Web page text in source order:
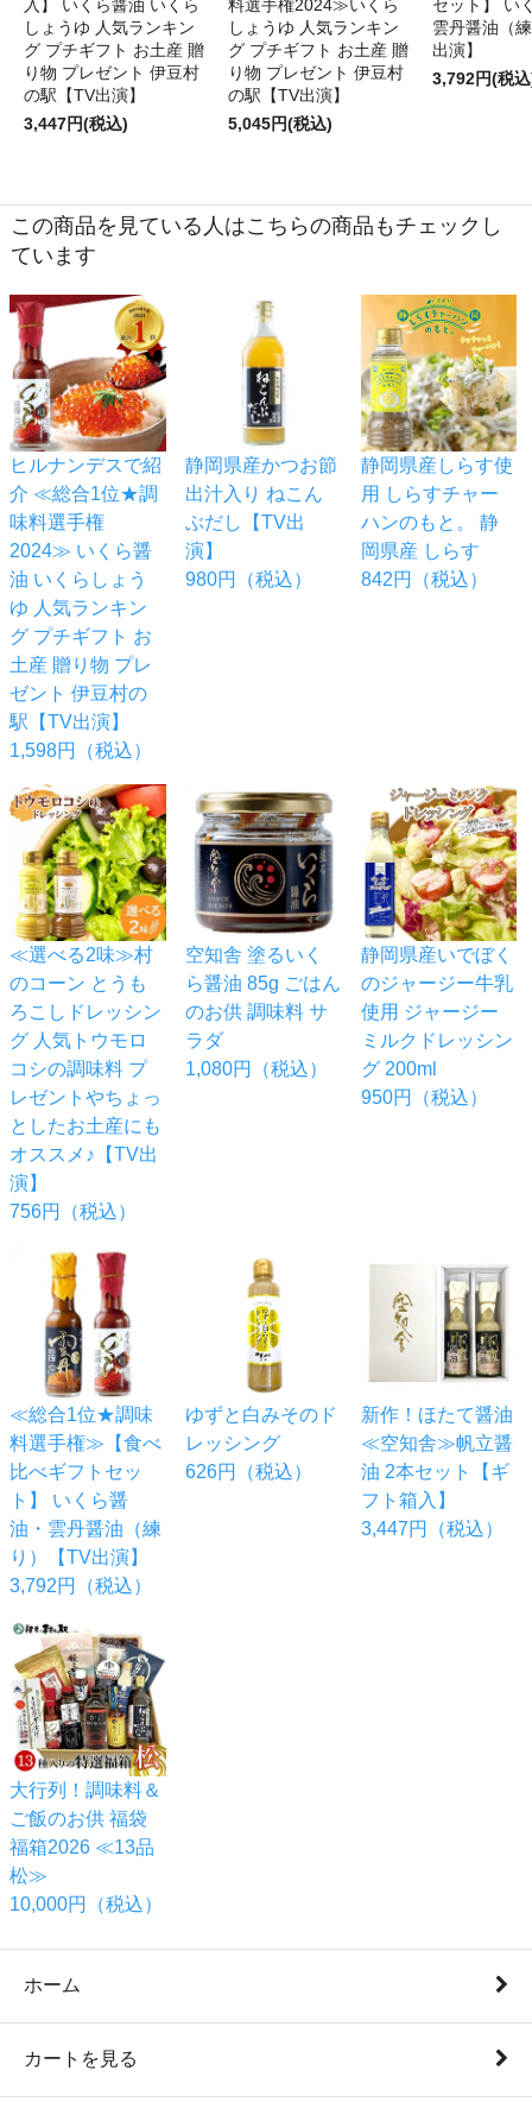
入】 いくら醤油 いくら
しょうゆ 人気ランキン
グ プチギフト お土産 贈
り物 プレゼント 伊豆村
の駅【TV出演】
3,447円(税込)
料選手権2024≫いくら
しょうゆ 人気ランキン
グ プチギフト お土産 贈
り物 プレゼント 伊豆村
の駅【TV出演】
5,045円(税込)
セット】 い
雲丹醤油（
出演】
3,792円(税
この商品を見ている人はこちらの商品もチェックし
ています
ヒルナンデスで紹
介 ≪総合1位★調
味料選手権
2024≫ いくら醤
油 いくらしょう
ゆ 人気ランキン
グ プチギフト お
土産 贈り物 プレ
ゼント 伊豆村の
駅【TV出演】
1,598円（税込）
静岡県産かつお節
出汁入り ねこん
ぶだし【TV出
演】
980円（税込）
静岡県産しらす使
用 しらすチャー
ハンのもと。 静
岡県産 しらす
842円（税込）
≪選べる2味≫村
のコーン とうも
ろこしドレッシン
グ 人気トウモロ
コシの調味料 プ
レゼントやちょっ
としたお土産にも
オススメ♪【TV出
演】
756円（税込）
空知舎 塗るいく
ら醤油 85g ごはん
のお供 調味料 サ
ラダ
1,080円（税込）
静岡県産いでぼく
のジャージー牛乳
使用 ジャージー
ミルクドレッシン
グ 200ml
950円（税込）
≪総合1位★調味
料選手権≫【食べ
比べギフトセッ
ト】 いくら醤
油・雲丹醤油（練
り）【TV出演】
3,792円（税込）
ゆずと白みそのド
レッシング
626円（税込）
新作！ほたて醤油
≪空知舎≫帆立醤
油 2本セット【ギ
フト箱入】
3,447円（税込）
大行列！調味料＆
ご飯のお供 福袋
福箱2026 ≪13品
松≫
10,000円（税込）
ホーム
カートを見る